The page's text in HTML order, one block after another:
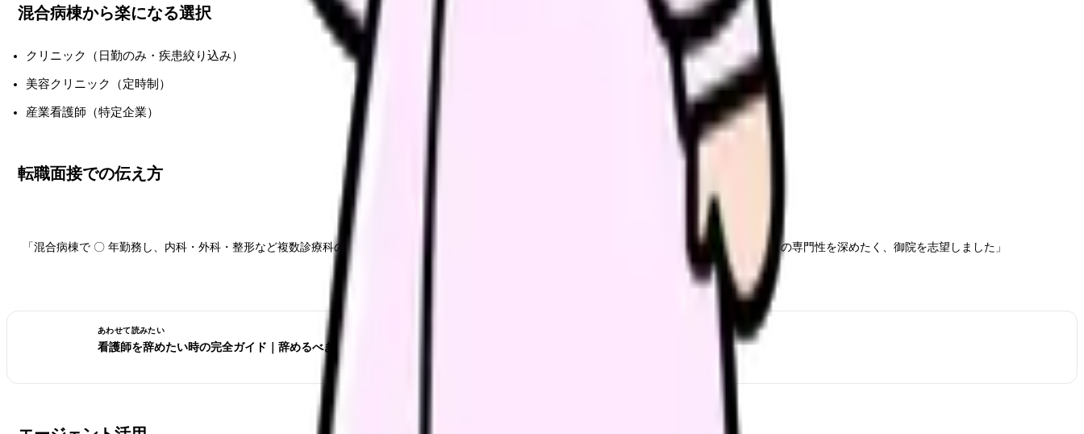
混合病棟から楽になる選択
クリニック（日勤のみ・疾患絞り込み）
美容クリニック（定時制）
産業看護師（特定企業）
転職面接での伝え方
「混合病棟で 〇 年勤務し、内科・外科・整形など複数診療科の看護を経験しました。多診療科連携と総合的な判断力が強みです。次の職場では 〇〇 の専門性を深めたく、御院を志望しました」
あわせて読みたい
看護師を辞めたい時の完全ガイド｜辞めるべきサイン・続ける選択・転職準備